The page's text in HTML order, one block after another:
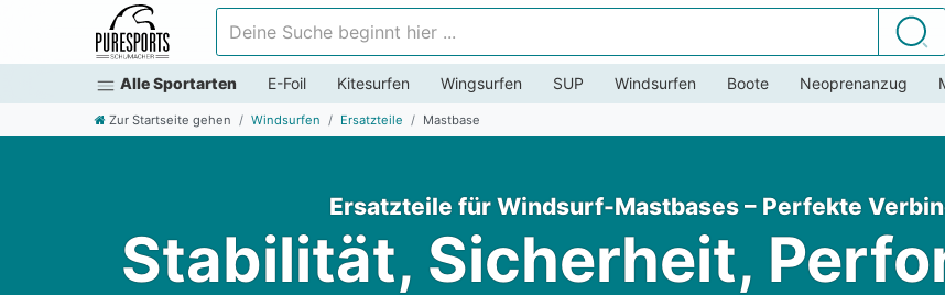
Alle Sportarten E-Foil Kitesurfen Wingsurfen SUP Windsurfen Boote Neoprenanzug
Zur Startseite gehen Windsurfen Ersatzteile Mastbase
Ersatzteile für Windsurf-Mastbases – Perfekte
Stabilität, Sicherheit,